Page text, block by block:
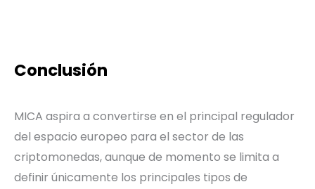
Conclusión
MICA aspira a convertirse en el principal regulador
del espacio europeo para el sector de las
criptomonedas, aunque de momento se limita a
definir únicamente los principales tipos de